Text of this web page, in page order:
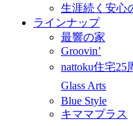
生涯続く安心
ラインナップ
最響の家
Groovin’
nattoku住宅25
Glass Arts
Blue Style
キママプラス